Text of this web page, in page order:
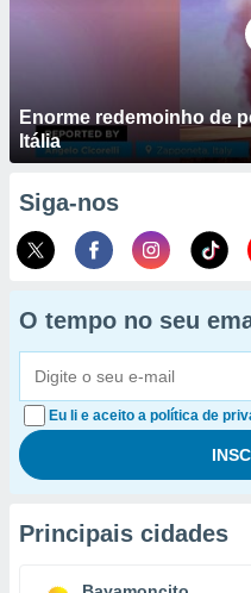
Enorme redemoinho de
Itália
Siga-nos
O tempo no seu
Eu li e aceito a política de
Principais cidades